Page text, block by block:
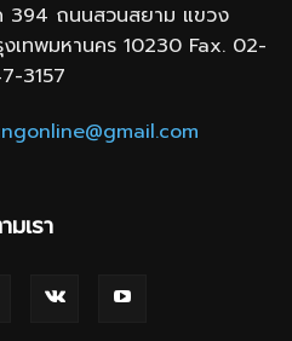
394 ถนนสวนสยาม แขวง
เทพมหานคร 10230 Fax. 02-
3157
มเรา